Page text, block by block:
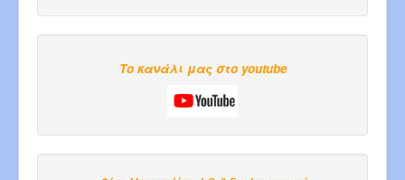
Το κανάλι μας στο youtube